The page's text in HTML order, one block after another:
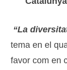
“La
tema en el
favor com en